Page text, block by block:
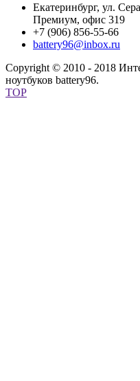
Екатеринбург, ул.
Премиум, офис 319
+7 (906) 856-55-66
battery96@inbox.ru
Copyright © 2010 - 2018
ноутбуков battery96.
TOP